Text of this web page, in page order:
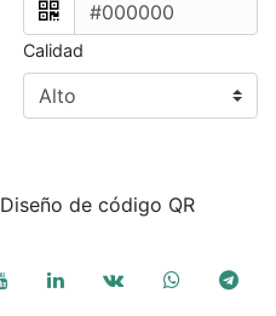
Calidad
Diseño de código QR